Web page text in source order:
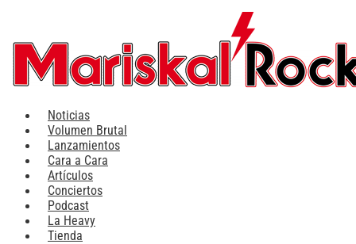
contenido
Noticias
Volumen Brutal
Lanzamientos
Cara a Cara
Artículos
Conciertos
Podcast
La Heavy
Tienda